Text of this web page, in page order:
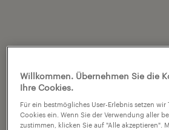
Willkommen. Übernehmen Sie die
Ihre Cookies.
Für ein bestmögliches User-Erlebnis setzen wir
Cookies ein. Wenn Sie der Verwendung aller
zustimmen, klicken Sie auf "Alle akzeptieren".